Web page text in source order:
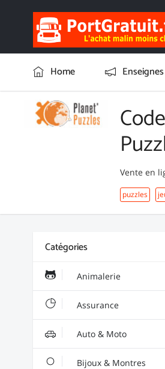
Home Enseignes
Vente en
puzzles
Catégories
Animalerie
Assurance
Auto & Moto
Bijoux & Montres